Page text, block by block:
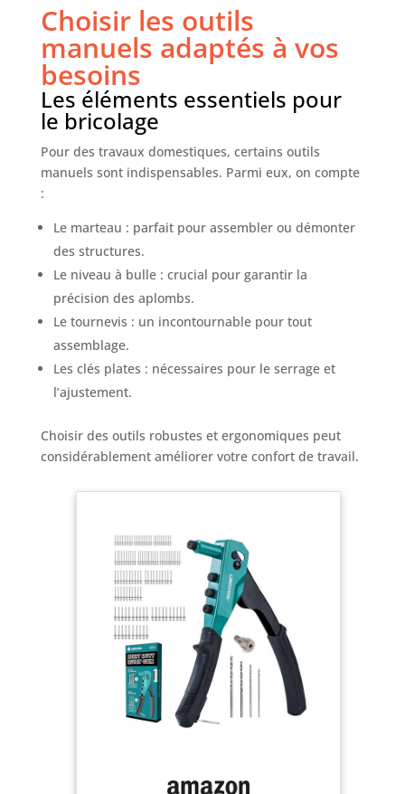
Choisir les outils
manuels adaptés à vos
besoins
Les éléments essentiels pour
le bricolage
Pour des travaux domestiques, certains outils
manuels sont indispensables. Parmi eux, on compte
:
Le marteau : parfait pour assembler ou démonter
des structures.
Le niveau à bulle : crucial pour garantir la
précision des aplombs.
Le tournevis : un incontournable pour tout
assemblage.
Les clés plates : nécessaires pour le serrage et
l’ajustement.
Choisir des outils robustes et ergonomiques peut
considérablement améliorer votre confort de travail.